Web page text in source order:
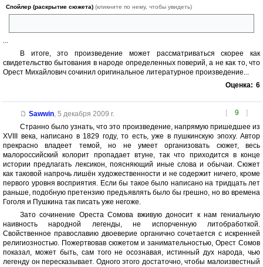
Спойлер (раскрытие сюжета) (кликните по нему, чтобы увидеть)
В итоге, это произведение может рассматриваться скорее как
свидетельство бытования в народе определенных поверий, а не как то, что
Орест Михайлович сочинил оригинальное литературное произведение...
Оценка: 6
[ 9 ]
Sawwin, 5 декабря 2009 г.
Странно было узнать, что это произведение, напрямую пришедшее из
XVIII века, написано в 1829 году, то есть, уже в пушкинскую эпоху. Автор
прекрасно владеет темой, но не умеет организовать сюжет, весь
малороссийский колорит пропадает втуне, так что приходится в конце
истории предлагать лексикон, поясняющий иные слова и обычаи. Сюжет
как таковой напрочь лишён художественности и не содержит ничего, кроме
первого уровня восприятия. Если бы такое было написано на тридцать лет
раньше, подобную претензию предъявлять было бы грешно, но во времена
Гоголя и Пушкина так писать уже негоже.
Зато сочинение Ореста Сомова вживую доносит к нам гениальную
наивность народной легенды, не испорченную литобработкой.
Свойственное православию двоеверие органично сочетается с искренней
религиозностью. Пожертвовав сюжетом и занимательностью, Орест Сомов
показал, может быть, сам того не осознавая, истинный дух народа, чью
легенду он пересказывает. Одного этого достаточно, чтобы малоизвестный